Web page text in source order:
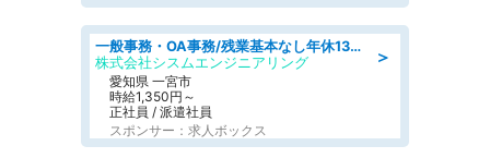
＞
一般事務・OA事務/残業基本なし年休130日社保完備の一般・調達事務
株式会社シスムエンジニアリング
愛知県 一宮市
時給1,350円～
正社員 / 派遣社員
スポンサー：求人ボックス